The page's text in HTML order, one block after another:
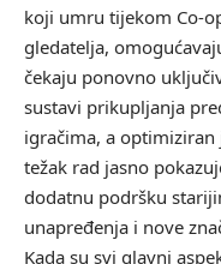
koji umru tijekom Co-
gledatelja,
čekaju ponovno
sustavi prikupljanja
igračima, a
težak rad jasno
dodatnu podršku
unapređenja i nove
Kada su svi glavni